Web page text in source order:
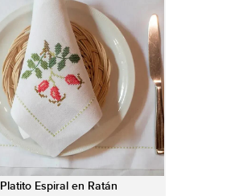
Platito Espiral en Ratán